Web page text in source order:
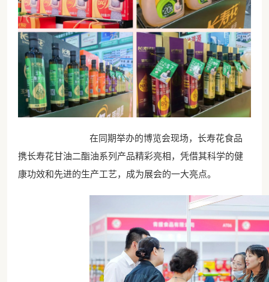
在同期举办的博览会现场，长寿花食品
携长寿花甘油二酯油系列产品精彩亮相，凭借其科学的健
康功效和先进的生产工艺，成为展会的一大亮点。